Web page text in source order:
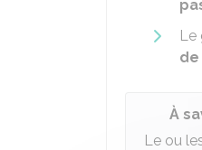
Le
de
À
Le ou